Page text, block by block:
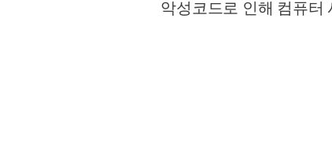
악성코드로 인해 컴퓨터